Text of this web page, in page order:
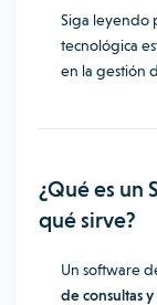
Siga leyendo
tecnológica
en la gestión
¿Qué es un
qué sirve?
Un software
de consultas